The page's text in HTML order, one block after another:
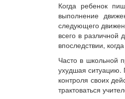
Когда ребенок
выполнение
следующего
всего в различной
впоследствии,
Часто в школьной
ухудшая ситуацию.
контроля своих
трактоваться